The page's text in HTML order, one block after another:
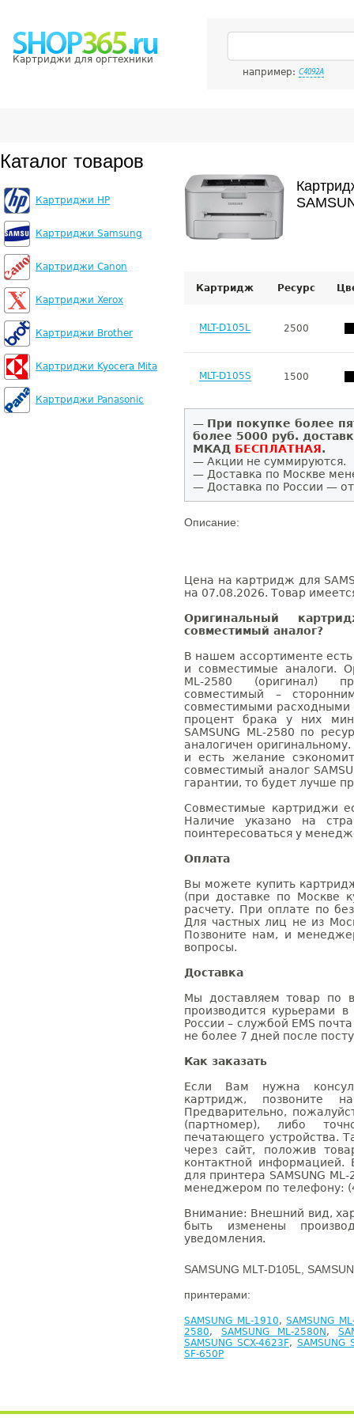
Картриджи для оргтехники
например: C4092A
Каталог товаров
Картриджи HP
Картриджи Samsung
Картриджи Canon
Картриджи Xerox
Картриджи Brother
Картриджи Kyocera Mita
Картриджи Panasonic
Картридж Ресурс
MLT-D105L 2500
MLT-D105S 1500
— При покупке более
более 5000 руб.
МКАД БЕСПЛАТНАЯ.
— Акции не суммируются.
— Доставка по Москве
— Доставка по России —
Описание:
Цена на картридж для
на 07.08.2026. Товар
Оригинальный
совместимый аналог?
В нашем ассортименте
и совместимые аналоги.
ML-2580 (оригинал)
совместимый –
совместимыми расходными
процент брака у них
SAMSUNG ML-2580 по
аналогичен
и есть желание
совместимый аналог
гарантии, то будет лучше
Совместимые картриджи
Наличие указано на
поинтересоваться у
Оплата
Вы можете купить
(при доставке по Москве
расчету. При оплате по
Для частных лиц не из
Позвоните нам, и
вопросы.
Доставка
Мы доставляем товар по
производится курьерами
России – службой EMS
не более 7 дней после
Как заказать
Если Вам нужна
картридж, позвоните
Предварительно,
(партномер), либо
печатающего устройства.
через сайт, положив
контактной информацией.
для принтера SAMSUNG
менеджером по телефону:
Внимание: Внешний вид,
быть изменены
уведомления.
SAMSUNG MLT-D105L,
принтерами:
SAMSUNG ML-1910,SAMSUNG
2580, SAMSUNG ML-2580N ,
SAMSUNG SCX-4623F, SAMSUNG
SF-650P